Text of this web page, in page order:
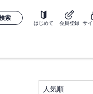
索
はじめて 会員登録 サ
人気順